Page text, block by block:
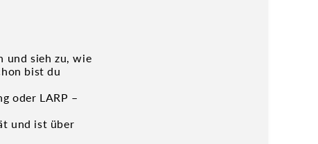
und sieh zu, wie
bist du
oder LARP –
und ist über